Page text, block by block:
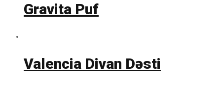
Gravita Puf
Valencia Divan Dəsti